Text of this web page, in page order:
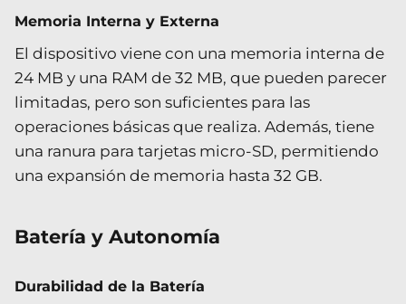
Memoria Interna y Externa
El dispositivo viene con una memoria interna de
24 MB y una RAM de 32 MB, que pueden parecer
limitadas, pero son suficientes para las
operaciones básicas que realiza. Además, tiene
una ranura para tarjetas micro-SD, permitiendo
una expansión de memoria hasta 32 GB.
Batería y Autonomía
Durabilidad de la Batería